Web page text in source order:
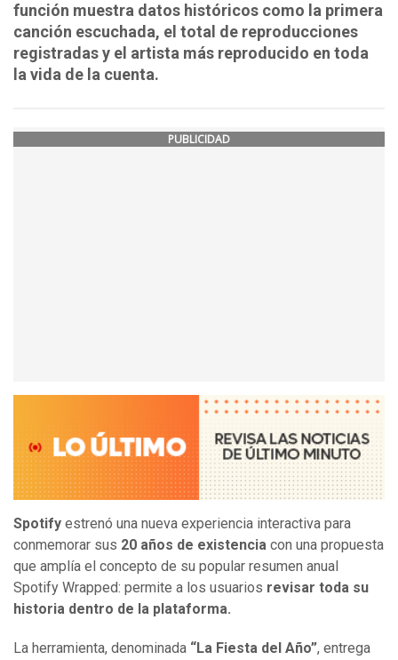
función muestra datos históricos como la primera
canción escuchada, el total de reproducciones
registradas y el artista más reproducido en toda
la vida de la cuenta.
PUBLICIDAD
Spotify estrenó una nueva experiencia interactiva para
conmemorar sus 20 años de existencia con una propuesta
que amplía el concepto de su popular resumen anual
Spotify Wrapped: permite a los usuarios revisar toda su
historia dentro de la plataforma.
La herramienta, denominada “La Fiesta del Año”, entrega